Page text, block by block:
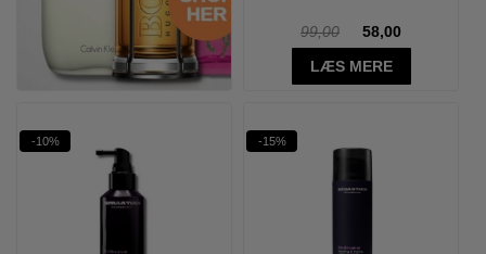
99,00
58,00
LÆS MERE
-10% -15%